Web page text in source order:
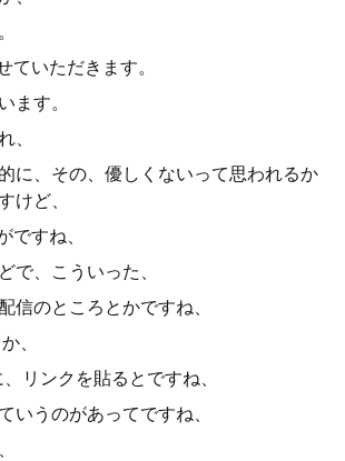
ていただきます。
ます。
、
に、その、優しくないって思われるか
けど、
ですね、
で、こういった、
信のところとかですね、
、
リンクを貼るとですね、
いうのがあってですね、